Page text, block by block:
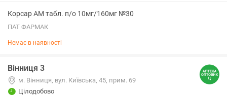
Корсар АМ табл. п/о 10мг/160мг №30
ПАТ ФАРМАК
Немає в наявності
Вінниця 3
м. Вінниця, вул. Київська, 45, прим. 69
Цілодобово